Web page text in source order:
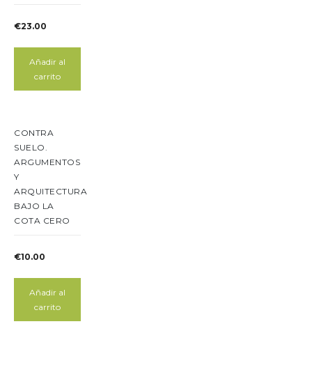
€23.00
Añadir al
carrito
CONTRA
SUELO.
ARGUMENTOS
Y
ARQUITECTURA
BAJO LA
COTA CERO
€10.00
Añadir al
carrito